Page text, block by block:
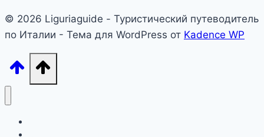
© 2026 Liguriaguide - Туристический путеводитель
по Италии - Тема для WordPress от Kadence WP